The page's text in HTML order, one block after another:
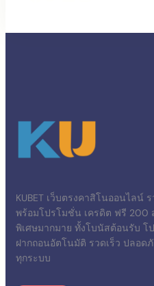
KUBET เว็บตรงคาสิโนออนไลน์
พร้อมโปรโมชั่น เครดิต ฟรี 200
พิเศษมากมาย ทั้งโบนัสต้อนรับ โ
ฝากถอนอัตโนมัติ รวดเร็ว ปลอด
ทุกระบบ